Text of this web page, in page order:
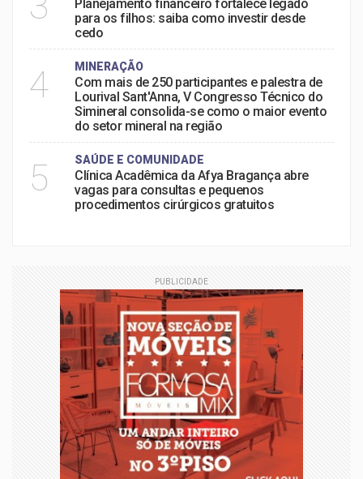
Planejamento financeiro fortalece legado
para os filhos: saiba como investir desde
cedo
4 MINERAÇÃO
Com mais de 250 participantes e palestra de
Lourival Sant'Anna, V Congresso Técnico do
Simineral consolida-se como o maior evento
do setor mineral na região
5 SAÚDE E COMUNIDADE
Clínica Acadêmica da Afya Bragança abre
vagas para consultas e pequenos
procedimentos cirúrgicos gratuitos
PUBLICIDADE